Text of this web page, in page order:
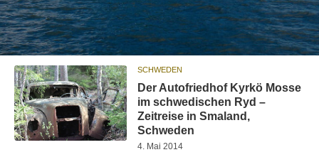
SCHWEDEN
Der Autofriedhof Kyrkö Mosse
im schwedischen Ryd –
Zeitreise in Smaland,
Schweden
4. Mai 2014